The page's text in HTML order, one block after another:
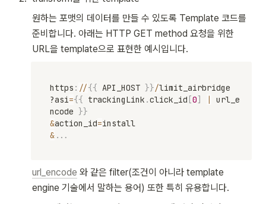
원하는 포맷의 데이터를 만들 수 있도록 Template 코드를
준비합니다. 아래는 HTTP GET method 요청을 위한
URL을 template으로 표현한 예시입니다.
https : //{{ API_HOST }}/limit_airbridge
?asi={{ trackingLink .click_id [0] |
url_e
ncode }}
&action_id=
& . . .
url_encode 와 같은 filter(조건이 아니라 template
engine 기술에서 말하는 용어) 또한 특히 유용합니다.